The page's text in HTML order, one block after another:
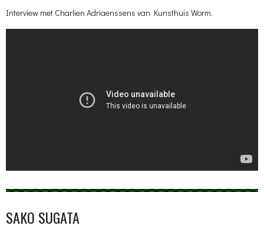
Interview met Charlien Adriaenssens van Kunsthuis Worm.
SAKO SUGATA